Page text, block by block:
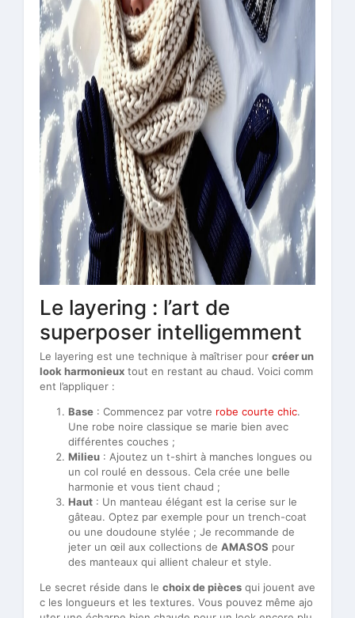
Le layering : l’art de
superposer intelligemment
Le layering est une technique à maîtriser pour créer un
look harmonieux tout en restant au chaud. Voici comm
ent l’appliquer :
Base : Commencez par votre robe courte chic.
Une robe noire classique se marie bien avec
différentes couches ;
Milieu : Ajoutez un t-shirt à manches longues ou
un col roulé en dessous. Cela crée une belle
harmonie et vous tient chaud ;
Haut : Un manteau élégant est la cerise sur le
gâteau. Optez par exemple pour un trench-coat
ou une doudoune stylée ; Je recommande de
jeter un œil aux collections de AMASOS pour
des manteaux qui allient chaleur et style.
Le secret réside dans le choix de pièces qui jouent ave
c les longueurs et les textures. Vous pouvez même ajo